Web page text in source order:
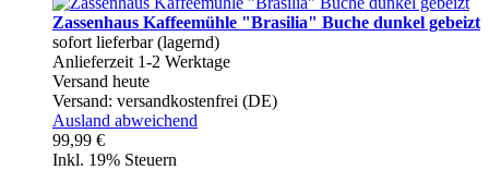
Zassenhaus Kaffeemühle "Brasilia" Buche dunkel gebeizt
sofort lieferbar (lagernd)
Anlieferzeit 1-2 Werktage
Versand heute
Versand: versandkostenfrei (DE)
Ausland abweichend
99,99 €
Inkl. 19% Steuern